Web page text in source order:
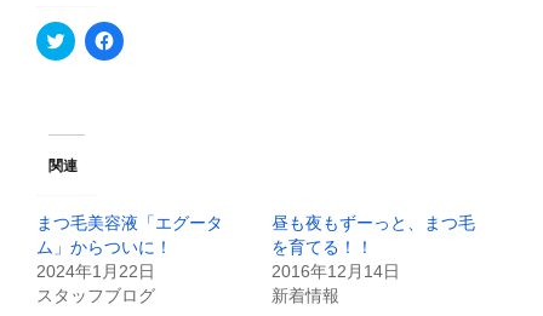
ク
リ
T
i
r
で
共
有
(
新
F
a
す
る
に
は
ク
リ
ッ
関連
まつ毛美容液「エグータ
ム」からついに！
2024年1月22日
スタッフブログ
昼も夜もずーっと、まつ毛
を育てる！！
2016年12月14日
新着情報